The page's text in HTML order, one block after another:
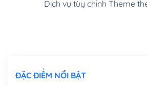
Cài đặt SMTP Mail cho site
Mua thêm Host + Tên miền
Dịch vụ tùy chỉnh Theme
ĐẶC ĐIỂM NỔI BẬT